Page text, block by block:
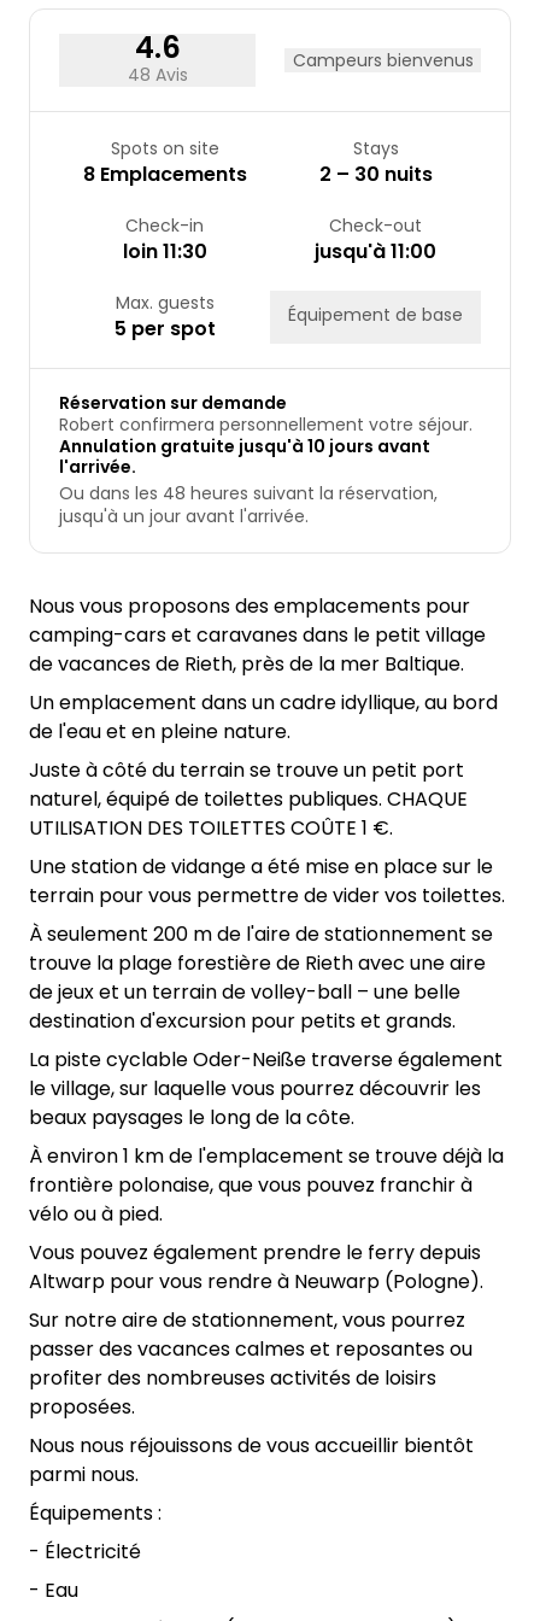
4.6
48 Avis
Campeurs bienvenus
Spots on site
8 Emplacements
Stays
2 – 30 nuits
Check-in
loin 11:30
Check-out
jusqu'à 11:00
Max. guests
5 per spot Équipement de base
Réservation sur demande
Robert confirmera personnellement votre séjour.
Annulation gratuite jusqu'à 10 jours avant
l'arrivée.
Ou dans les 48 heures suivant la réservation,
jusqu'à un jour avant l'arrivée.
Nous vous proposons des emplacements pour
camping-cars et caravanes dans le petit village
de vacances de Rieth, près de la mer Baltique.
Un emplacement dans un cadre idyllique, au bord
de l'eau et en pleine nature.
Juste à côté du terrain se trouve un petit port
naturel, équipé de toilettes publiques. CHAQUE
UTILISATION DES TOILETTES COÛTE 1 €.
Une station de vidange a été mise en place sur le
terrain pour vous permettre de vider vos toilettes.
À seulement 200 m de l'aire de stationnement se
trouve la plage forestière de Rieth avec une aire
de jeux et un terrain de volley-ball – une belle
destination d'excursion pour petits et grands.
La piste cyclable Oder-Neiße traverse également
le village, sur laquelle vous pourrez découvrir les
beaux paysages le long de la côte.
À environ 1 km de l'emplacement se trouve déjà la
frontière polonaise, que vous pouvez franchir à
vélo ou à pied.
Vous pouvez également prendre le ferry depuis
Altwarp pour vous rendre à Neuwarp (Pologne).
Sur notre aire de stationnement, vous pourrez
passer des vacances calmes et reposantes ou
profiter des nombreuses activités de loisirs
proposées.
Nous nous réjouissons de vous accueillir bientôt
parmi nous.
Équipements :
- Électricité
- Eau